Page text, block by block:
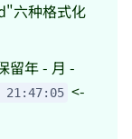
六种格式化
留年 - 月 -
21:47:05 <-